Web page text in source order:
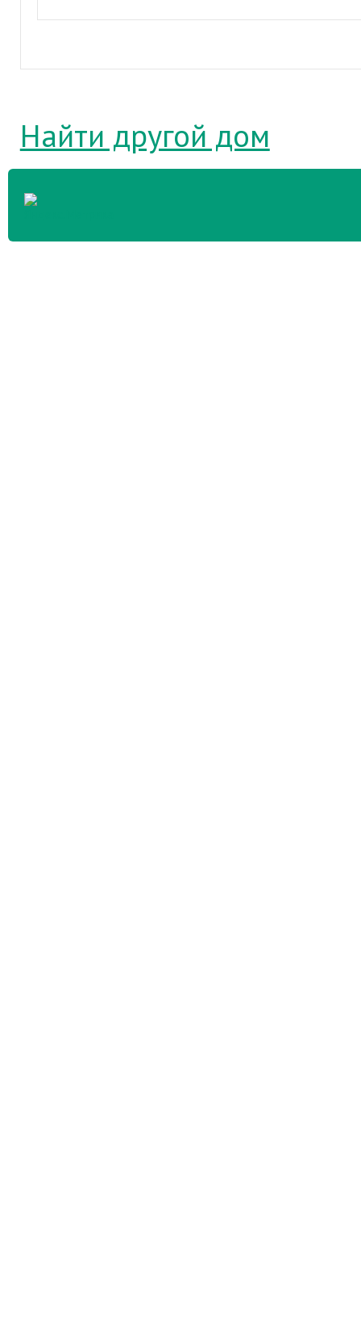
Найти другой дом